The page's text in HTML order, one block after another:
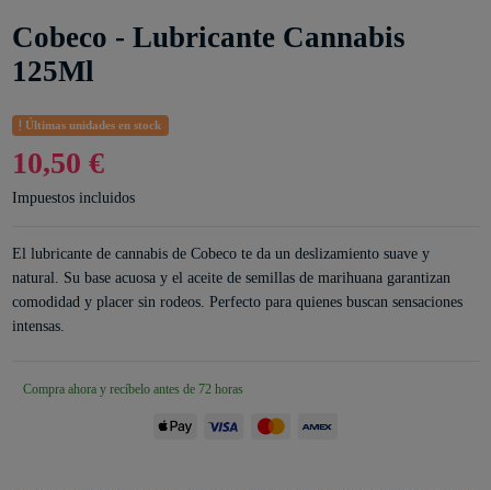
Cobeco - Lubricante Cannabis
125Ml
Últimas unidades en stock
10,50 €
Impuestos incluidos
El lubricante de cannabis de Cobeco te da un deslizamiento suave y
natural. Su base acuosa y el aceite de semillas de marihuana garantizan
comodidad y placer sin rodeos. Perfecto para quienes buscan sensaciones
intensas.
Compra ahora y recíbelo antes de 72 horas